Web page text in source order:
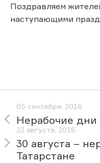
Поздравляем
наступающими
05 сентября, 2016
Нерабочие дни
23 августа, 2016
30 августа –
Татарстане